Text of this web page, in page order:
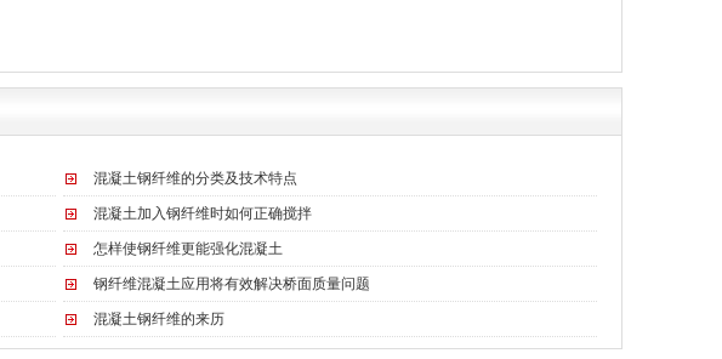
混凝土钢纤维的分类及技术特点
混凝土加入钢纤维时如何正确搅拌
怎样使钢纤维更能强化混凝土
钢纤维混凝土应用将有效解决桥面质量问题
混凝土钢纤维的来历